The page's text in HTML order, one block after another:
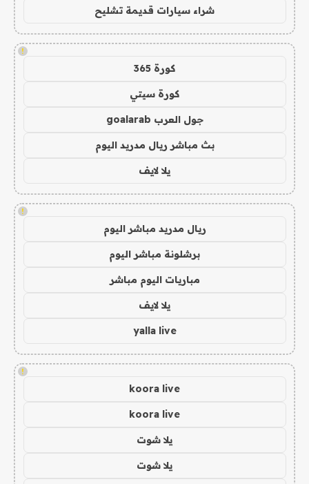
شراء سيارات قديمة تشليح
!
كورة 365
كورة سيتي
جول العرب goalarab
بث مباشر ريال مدريد اليوم
يلا لايف
!
ريال مدريد مباشر اليوم
برشلونة مباشر اليوم
مباريات اليوم مباشر
يلا لايف
yalla live
!
koora live
koora live
يلا شوت
يلا شوت